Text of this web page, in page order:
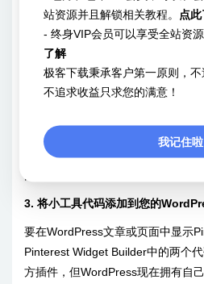
在此下方，您将看到几个代码片段
3. 将小工具代码添加到您的
要在WordPress文章或页面中显示
Pinterest Widget Builder中的两个
方插件，但WordPress现在拥有自
站资源并且解锁相关教程。
点
- 终身VIP会员可以享受全站资源
了解
极客下载秉承客户第一原则，不
不追求收益只求您的满意！
我记住啦